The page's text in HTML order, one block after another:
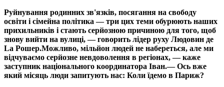
Руйнування родинних зв'язків, посягання на свободу
освіти і сімейна політика — три цих теми обурюють наших
прихильників і стають серйозною причиною для того, щоб
знову вийти на вулиці, — говорить лідер руху Людовин де
Lа Рошер.Можливо, мільйон людей не набереться, але ми
відчуваємо серйозне невдоволення в регіонах, — каже
заступник національного координатора Іван.— Ось вже
який місяць люди запитують нас: Коли їдемо в Париж?